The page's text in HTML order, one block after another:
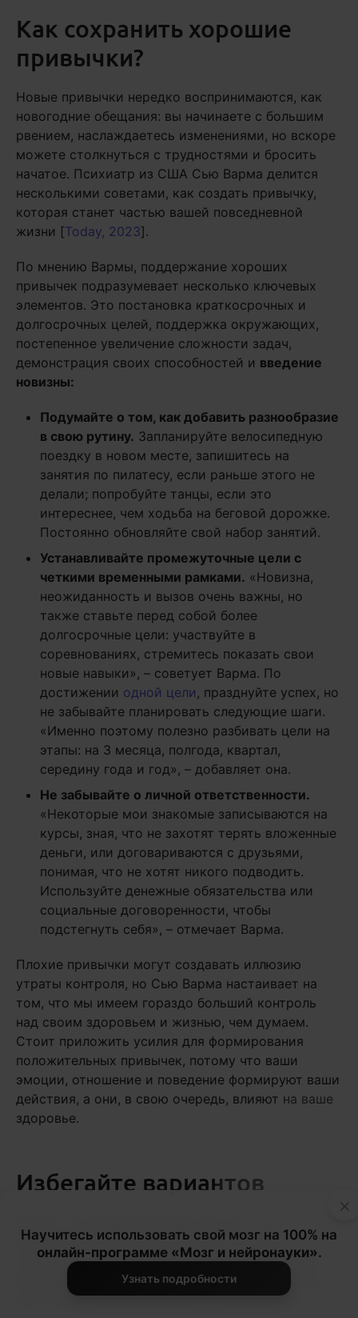
Как сохранить хорошие
привычки?
Новые привычки нередко воспринимаются, как
новогодние обещания: вы начинаете с большим
рвением, наслаждаетесь изменениями, но вскоре
можете столкнуться с трудностями и бросить
начатое. Психиатр из США Сью Варма делится
несколькими советами, как создать привычку,
которая станет частью вашей повседневной
жизни [Today, 2023].
По мнению Вармы, поддержание хороших
привычек подразумевает несколько ключевых
элементов. Это постановка краткосрочных и
долгосрочных целей, поддержка окружающих,
постепенное увеличение сложности задач,
демонстрация своих способностей и введение
новизны:
Подумайте о том, как добавить разнообразие
в свою рутину. Запланируйте велосипедную
поездку в новом месте, запишитесь на
занятия по пилатесу, если раньше этого не
делали; попробуйте танцы, если это
интереснее, чем ходьба на беговой дорожке.
Постоянно обновляйте свой набор занятий.
Устанавливайте промежуточные цели с
четкими временными рамками. «Новизна,
неожиданность и вызов очень важны, но
также ставьте перед собой более
долгосрочные цели: участвуйте в
соревнованиях, стремитесь показать свои
новые навыки», – советует Варма. По
достижении одной цели , празднуйте успех, но
не забывайте планировать следующие шаги.
«Именно поэтому полезно разбивать цели на
этапы: на 3 месяца, полгода, квартал,
середину года и год», – добавляет она.
Не забывайте о личной ответственности.
«Некоторые мои знакомые записываются на
курсы, зная, что не захотят терять вложенные
деньги, или договариваются с друзьями,
понимая, что не хотят никого подводить.
Используйте денежные обязательства или
социальные договоренности, чтобы
подстегнуть себя», – отмечает Варма.
Плохие привычки могут создавать иллюзию
утраты контроля, но Сью Варма настаивает на
том, что мы имеем гораздо больший контроль
над своим здоровьем и жизнью, чем думаем.
Стоит приложить усилия для формирования
положительных привычек, потому что ваши
эмоции, отношение и поведение формируют ваши
действия, а они, в свою очередь, влияют на ваше
здоровье.
Избегайте вариантов
оставляет место для капризов и послаблений.
Слишком много факторов влияют на ваш выбор,
включая уровень энергии, настроение, внешние
обстоятельства, дисциплину и мотивацию.
×
Научитесь использовать свой мозг на 100% на
онлайн-программе «Мозг и нейронауки».
Узнать подробности